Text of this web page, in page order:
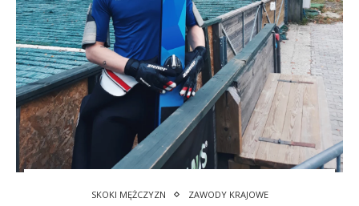
SKOKI MĘŻCZYZN ZAWODY KRAJOWE